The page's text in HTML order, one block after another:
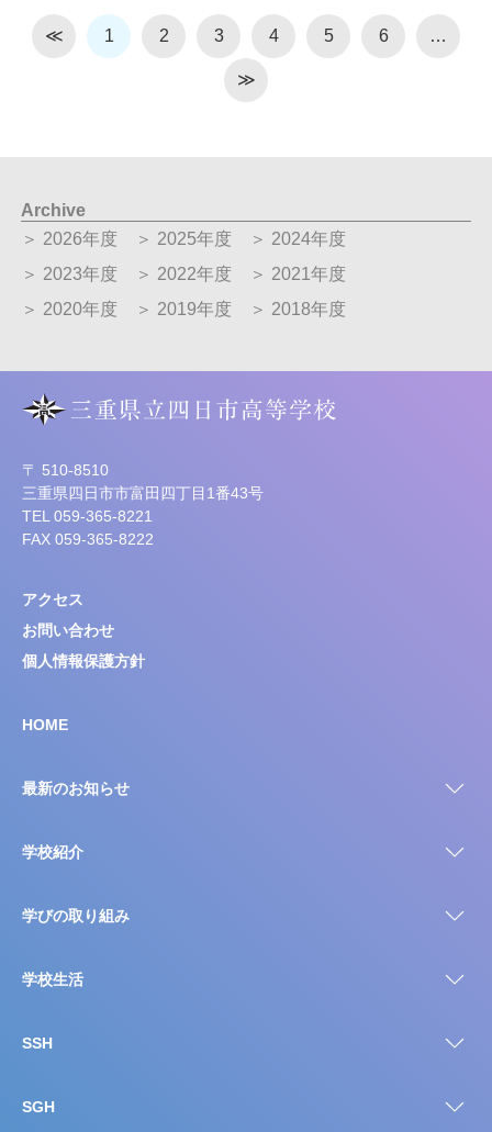
≪ 1 2 3 4 5 6 …
≫
Archive
＞ 2026年度
＞ 2025年度
＞ 2024年度
＞ 2023年度
＞ 2022年度
＞ 2021年度
＞ 2020年度
＞ 2019年度 ＞ 2018年度
〒 510-8510
三重県四日市市富田四丁目1番43号
TEL 059-365-8221
FAX 059-365-8222
アクセス
お問い合わせ
個人情報保護方針
HOME
最新のお知らせ
学校紹介
学びの取り組み
学校生活
SSH
SGH